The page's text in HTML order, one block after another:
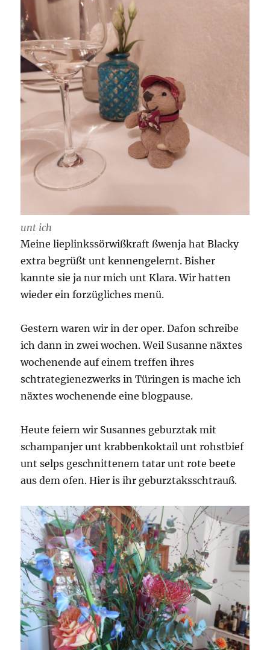
unt ich
Meine lieplinkssörwißkraft ßwenja hat Blacky
extra begrüßt unt kennengelernt. Bisher
kannte sie ja nur mich unt Klara. Wir hatten
wieder ein forzügliches menü.
Gestern waren wir in der oper. Dafon schreibe
ich dann in zwei wochen. Weil Susanne näxtes
wochenende auf einem treffen ihres
schtrategienezwerks in Türingen is mache ich
näxtes wochenende eine blogpause.
Heute feiern wir Susannes geburztak mit
schampanjer unt krabbenkoktail unt rohstbief
unt selps geschnittenem tatar unt rote beete
aus dem ofen. Hier is ihr geburztaksschtrauß.